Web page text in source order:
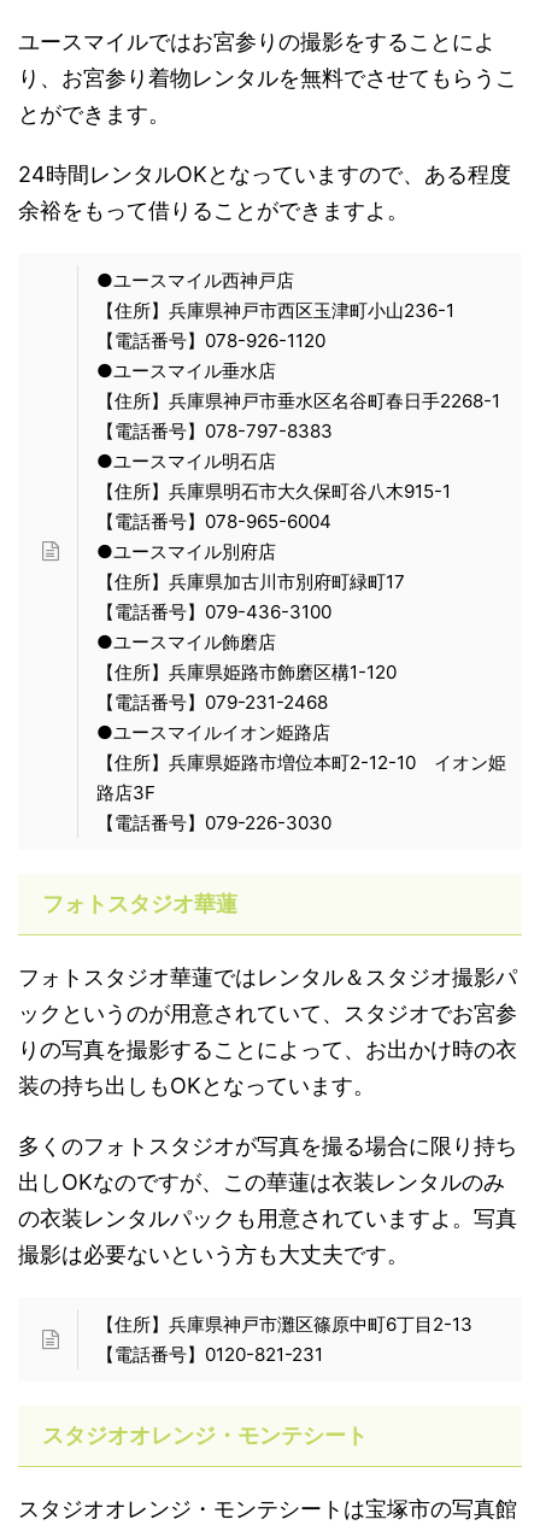
ユースマイルではお宮参りの撮影をすることによ
り、お宮参り着物レンタルを無料でさせてもらうこ
とができます。
24時間レンタルOKとなっていますので、ある程度
余裕をもって借りることができますよ。
●ユースマイル西神戸店
【住所】兵庫県神戸市西区玉津町小山236-1
【電話番号】078-926-1120
●ユースマイル垂水店
【住所】兵庫県神戸市垂水区名谷町春日手2268-1
【電話番号】078-797-8383
●ユースマイル明石店
【住所】兵庫県明石市大久保町谷八木915-1
【電話番号】078-965-6004
●ユースマイル別府店
【住所】兵庫県加古川市別府町緑町17
【電話番号】079-436-3100
●ユースマイル飾磨店
【住所】兵庫県姫路市飾磨区構1-120
【電話番号】079-231-2468
●ユースマイルイオン姫路店
【住所】兵庫県姫路市増位本町2-12-10 イオン姫
路店3F
【電話番号】079-226-3030
フォトスタジオ華蓮
フォトスタジオ華蓮ではレンタル＆スタジオ撮影パ
ックというのが用意されていて、スタジオでお宮参
りの写真を撮影することによって、お出かけ時の衣
装の持ち出しもOKとなっています。
多くのフォトスタジオが写真を撮る場合に限り持ち
出しOKなのですが、この華蓮は衣装レンタルのみ
の衣装レンタルパックも用意されていますよ。写真
撮影は必要ないという方も大丈夫です。
【住所】兵庫県神戸市灘区篠原中町6丁目2-13
【電話番号】0120-821-231
スタジオオレンジ・モンテシート
スタジオオレンジ・モンテシートは宝塚市の写真館